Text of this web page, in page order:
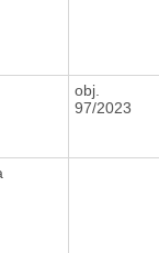
obj.
97/2023